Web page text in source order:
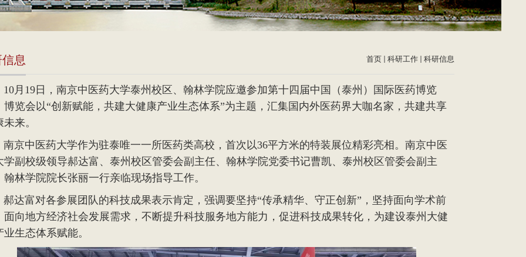
首页 科研工作 科研信息
息
月 19 日，南京中医药大学泰州校区、翰林学院应邀参加第十四届中国（泰州）国际医药博览
博览会以“创新赋能，共建大健康产业生态体系”为主题，汇集国内外医药界大咖名家，共建共享
来。
中医药大学作为驻泰唯一一所医药类高校，首次以36平方米的特装展位精彩亮相。南京中医
学副校级领导郝达富、泰州校区管委会副主任、翰林学院党委书记曹凯、泰州校区管委会副主
翰林学院院长张丽一行亲临现场指导工作。
富对各参展团队的科技成果表示肯定，强调要坚持“传承精华、守正创新”，坚持面向学术前
面向地方经济社会发展需求，不断提升科技服务地方能力，促进科技成果转化，为建设泰州大健
业生态体系赋能。